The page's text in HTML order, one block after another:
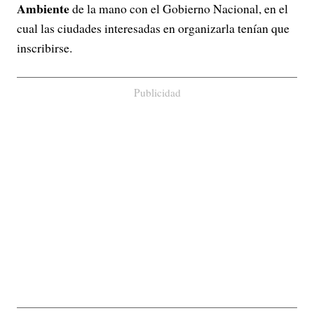
Ambientede la mano con el Gobierno Nacional, en el
cual las ciudades interesadas en organizarla tenían que
inscribirse.
Publicidad